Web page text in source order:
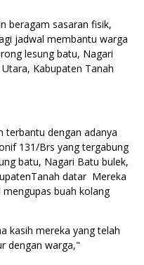
beragam sasaran fisik,
jadwal membantu warga
lesung batu, Nagari
Kabupaten Tanah
terbantu dengan adanya
131/Brs yang tergabung
batu, Nagari Batu bulek,
datar Mereka
buah kolang
kasih mereka yang telah
dengan warga,"